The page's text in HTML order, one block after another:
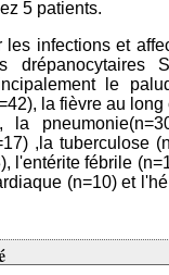
5 patients.
les infections et
drépanocytaires
le
la fièvre au long
la
,la tuberculose
l'entérite fébrile
(n=10) et